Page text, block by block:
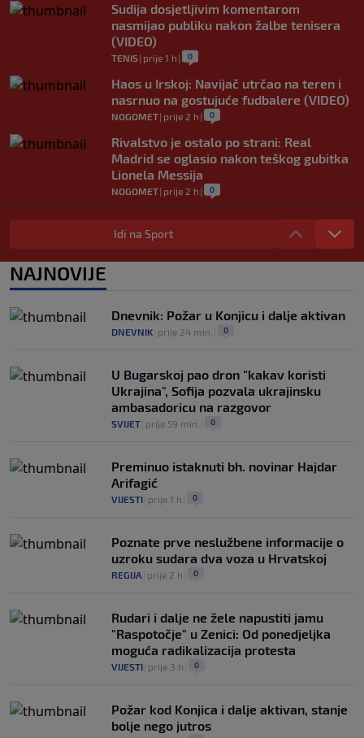
Sudija dosjetljivim komentarom
nasmijao publiku nakon žalbe tenisera
(VIDEO)
TENIS| prije 1 h | 0
Haos u Irskoj: Navijač utrčao na teren i
nasrnuo na gostujuće fudbalere (VIDEO)
NOGOMET| prije 2 h | 0
Rivalstvo je ostalo po strani: Real
Madrid se oglasio nakon teškog gubitka
Lionela Messija
NOGOMET| prije 2 h | 0
WNBA igračice odgovorile Kanteru
nakon provokacije: "Nećemo biti politički
0
FIFA-e je vaš novac", danas se suočava s
najvećom krizom
| prije 3 h
Idi na Sport
NAJNOVIJE
Dnevnik: Požar u Konjicu i dalje aktivan
DNEVNIK prije 24 min. 0
U Bugarskoj pao dron "kakav koristi
Ukrajina", Sofija pozvala ukrajinsku
ambasadoricu na razgovor
SVIJET prije 59 min. 0
Preminuo istaknuti bh. novinar Hajdar
Arifagić
VIJESTI prije 1 h 0
Poznate prve neslužbene informacije o
uzroku sudara dva voza u Hrvatskoj
REGIJA prije 2 h 0
Rudari i dalje ne žele napustiti jamu
"Raspotočje" u Zenici: Od ponedjeljka
moguća radikalizacija protesta
VIJESTI prije 3 h 0
Požar kod Konjica i dalje aktivan, stanje
bolje nego jutros